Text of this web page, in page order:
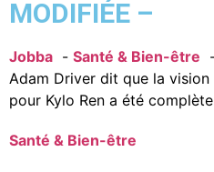
MODIFIÉE –
Jobba
Santé & Bien-être
Adam Driver dit que la
pour Kylo Ren a été
Santé & Bien-être